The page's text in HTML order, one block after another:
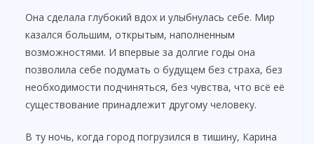
Она сделала глубокий вдох и улыбнулась себе. Мир
казался большим, открытым, наполненным
возможностями. И впервые за долгие годы она
позволила себе подумать о будущем без страха, без
необходимости подчиняться, без чувства, что всё её
существование принадлежит другому человеку.
В ту ночь, когда город погрузился в тишину, Карина